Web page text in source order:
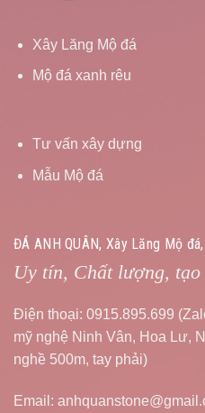
Xây Lăng Mộ đá
Mộ đá xanh rêu
Tư vấn xây dựng
Mẫu Mộ đá
ĐÁ ANH QUÂN, Xây Lăng Mộ
Uy tín, Chất lượng,
Điện thoại: 0915.895.699
mỹ nghệ Ninh Vân, Hoa Lư,
nghề 500m, tay phải)
Email: